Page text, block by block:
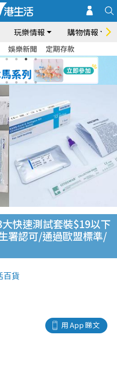
玩樂情報 購物情報
娛樂新聞 定期存款
大快速測試套裝$19以下
署認可/通過歐盟標準/
百貨
用 App 睇文